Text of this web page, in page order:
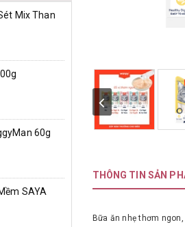
THÔNG TIN SẢN
Bữa ăn nhẹ thơm
Mix Than
60g
SAYA